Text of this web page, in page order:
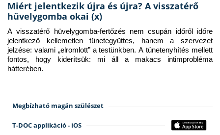
Miért jelentkezik újra és újra? A visszatérő
hüvelygomba okai (x)
A visszatérő hüvelygomba-fertőzés nem csupán időről időre
jelentkező kellemetlen tünetegyüttes, hanem a szervezet
jelzése: valami „elromlott” a testünkben. A tünetenyhítés mellett
fontos, hogy kiderítsük: mi áll a makacs intimprobléma
hátterében.
Megbízható magán szülészet
T-DOC applikáció - iOS